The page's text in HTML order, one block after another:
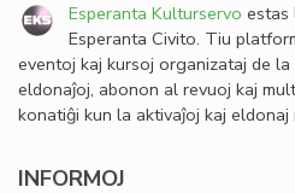
Esperanta Kulturservo estas
Esperanta Civito. Tiu
eventoj kaj kursoj organizataj de
eldonaĵoj, abonon al revuoj kaj
konatiĝi kun la aktivaĵoj kaj
INFORMOJ